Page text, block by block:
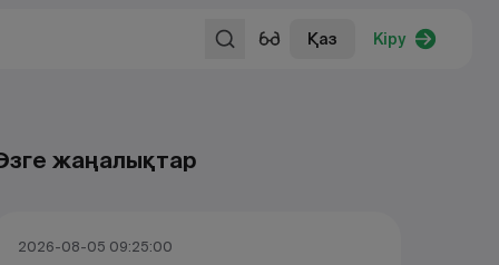
Қаз Кіру
жаңалықтар
2026-08-05 09:25:00